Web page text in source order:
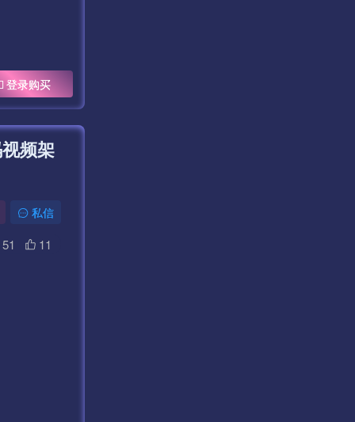
登录购买
频架
私信
51 11